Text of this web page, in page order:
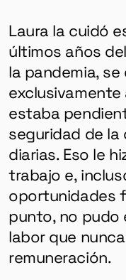
Laura la cuidó
últimos años
la pandemia,
exclusivamente
estaba
seguridad de la
diarias. Eso le
trabajo e,
oportunidades
punto, no pudo
labor que
remuneración.